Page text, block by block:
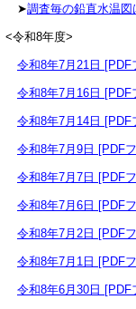
➤調査毎の鉛直水温図
<令和8年度>
令和8年7月21日 [PDF
令和8年7月16日 [PDF
令和8年7月14日 [PDF
令和8年7月9日 [PDF
令和8年7月7日 [PDF
令和8年7月6日 [PDF
令和8年7月2日 [PDF
令和8年7月1日 [PDF
令和8年6月30日 [PDF